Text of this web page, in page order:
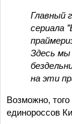
Главный
сериала
Здесь мы
на эти
Возможно,
единороссов